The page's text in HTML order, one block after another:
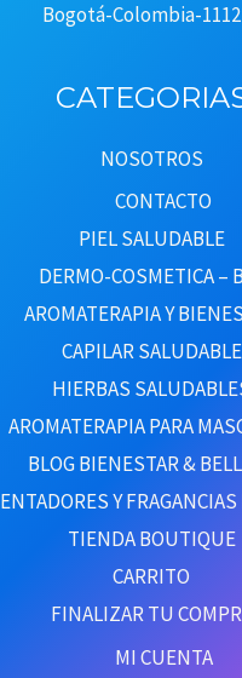
Bogotá-Colombia-
NOSOTROS
CONTACTO
PIEL SALUDABLE
DERMO-COSMETICA –
AROMATERAPIA Y
CAPILAR SALUDABLE
HIERBAS
AROMATERAPIA PARA
BLOG BIENESTAR &
Y
TIENDA BOUTIQUE
CARRITO
FINALIZAR TU
MI CUENTA